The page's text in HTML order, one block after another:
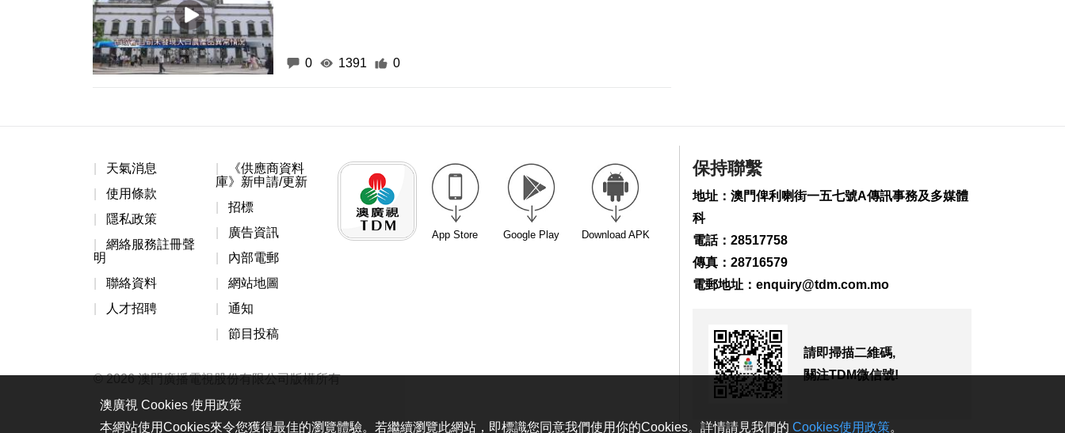
0 1391 0
黎以商停火執行情況
筷子基7旬翁疑衝出馬
2480
天氣消息
使用條款
隱私政策
網絡服務註冊聲
明
聯絡資料
人才招聘
《供應商資料
庫》新申請/更新
招標
廣告資訊
內部電郵
網站地圖
通知
節目投稿
App Store Google Play Download APK
© 2026 澳門廣播電視股份有限公司版權所有
保持聯繫
地址：澳門俾利喇街一五七號A傳訊事務及多媒體
科
電話：28517758
傳真：28716579
電郵地址： enquiry@tdm.com.mo
請即掃描二維碼,
關注TDM微信號!
澳廣視 Cookies 使用政策
本網站使用Cookies來令您獲得最佳的瀏覽體驗。若繼續瀏覽此網站，即標識您同意我們使用你的Cookies。詳情請見我們的 Cookies使用政策。